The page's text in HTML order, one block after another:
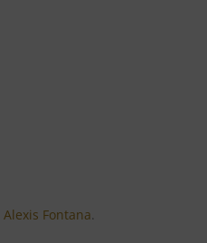
Alexis Fontana